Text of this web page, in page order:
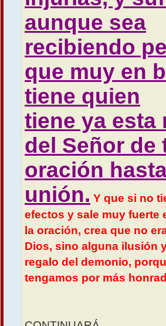
aunque sea
recibiendo
que muy en
tiene quien
tiene ya esta
del Señor de
oración
unión. Y que si no
efectos y sale muy fuerte
la oración, crea que no
Dios, sino alguna ilusión
regalo del demonio,
tengamos por más